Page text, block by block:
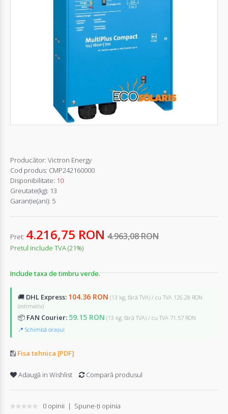
Înregistrează-
Configurator
Producător: Victron Energy
Cod produs: CMP242160000
Disponibilitate: 10
Greutate(kg): 13
Garanţie(ani): 5
Pret: 4.216,75 RON 4.963,08 RON
Pretul include TVA (21%)
Include taxa de timbru verde.
🚚 DHL Express: 104.36 RON (13 kg, fără TVA) / cu TVA 126.28 RON
(estimativ)
📦 FAN Courier: 59.15 RON (13 kg, fără TVA) / cu TVA 71.57 RON
📍 Schimbă orașul
Fisa tehnica [PDF]
Adaugă in Wishlist Compară produsul
0 opinii | Spune-ţi opinia